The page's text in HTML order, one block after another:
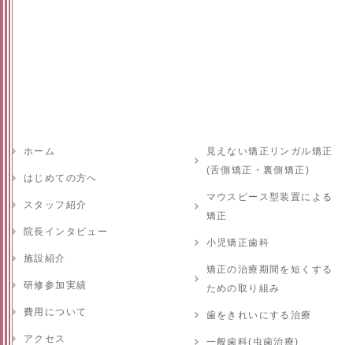
ホーム
はじめての方へ
スタッフ紹介
院長インタビュー
施設紹介
研修参加実績
費用について
アクセス
見えない矯正リンガル矯正
(舌側矯正・裏側矯正)
マウスピース型装置による
矯正
小児矯正歯科
矯正の治療期間を短くする
ための取り組み
歯をきれいにする治療
一般歯科(虫歯治療)